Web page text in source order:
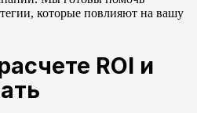
которые повлияют на вашу
ROI и